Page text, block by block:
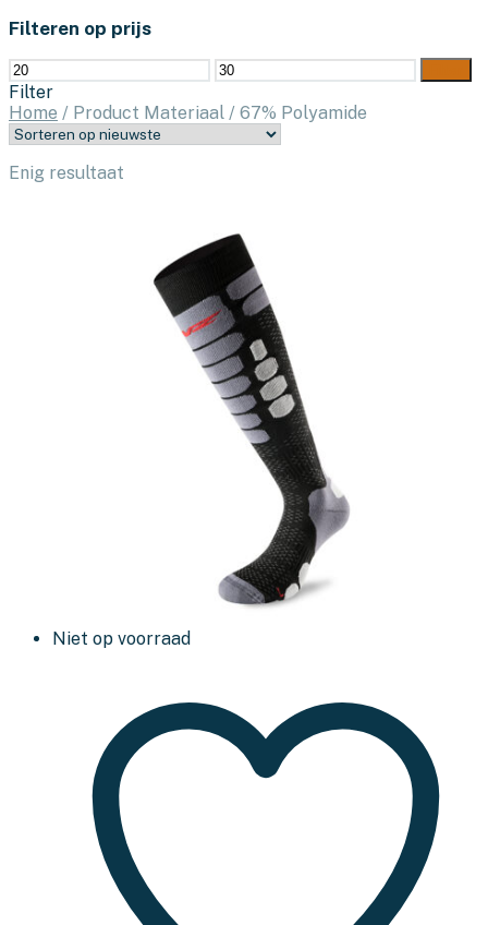
Filteren op prijs
Min.
prijs
Max.
prijs
Filter
Home / Product Materiaal / 67% Polyamide
Enig resultaat
Niet op voorraad